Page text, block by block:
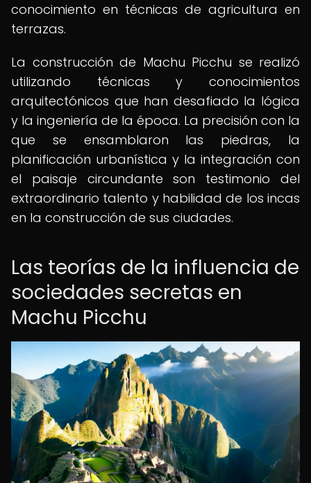
conocimiento en técnicas de agricultura en
terrazas.
La construcción de Machu Picchu se realizó
utilizando técnicas y conocimientos
arquitectónicos que han desafiado la lógica
y la ingeniería de la época. La precisión con la
que se ensamblaron las piedras, la
planificación urbanística y la integración con
el paisaje circundante son testimonio del
extraordinario talento y habilidad de los incas
en la construcción de sus ciudades.
Las teorías de la influencia de
sociedades secretas en
Machu Picchu